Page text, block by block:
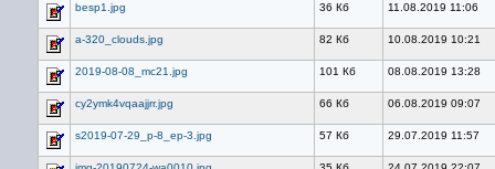
besp1.jpg 36 Кб 11.08.2019 11:06
a-320_clouds.jpg 82 Кб 10.08.2019 10:21
2019-08-08_mc21.jpg 101 Кб 08.08.2019 13:28
cy2ymk4vqaajjrr.jpg 66 Кб 06.08.2019 09:07
s2019-07-29_p-8_ep-3.jpg 57 Кб 29.07.2019 11:57